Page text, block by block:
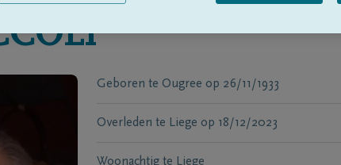
Geboren te Ougree op 26/11/1933
Overleden te Liege op 18/12/2023
Woonachtig te Liege